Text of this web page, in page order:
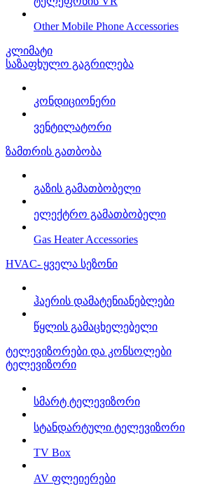
Other Mobile Phone Accessories
კლიმატი
საზაფხულო გაგრილება
კონდიციონერი
ვენტილატორი
ზამთრის გათბობა
გაზის გამათბობელი
ელექტრო გამათბობელი
Gas Heater Accessories
HVAC- ყველა სეზონი
ჰაერის დამატენიანებლები
წყლის გამაცხელებელი
ტელევიზორები და კონსოლები
ტელევიზორი
სმარტ ტელევიზორი
სტანდარტული ტელევიზორი
TV Box
AV ფლეიერები